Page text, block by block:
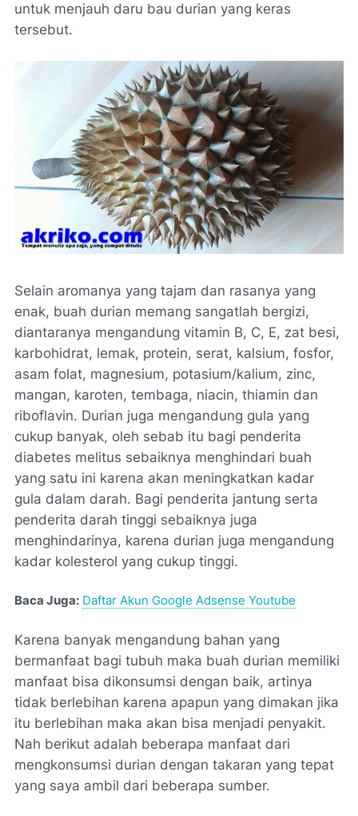
untuk menjauh daru bau durian yang keras
tersebut.
Selain aromanya yang tajam dan rasanya yang
enak, buah durian memang sangatlah bergizi,
diantaranya mengandung vitamin B, C, E, zat besi,
karbohidrat, lemak, protein, serat, kalsium, fosfor,
asam folat, magnesium, potasium/kalium, zinc,
mangan, karoten, tembaga, niacin, thiamin dan
riboflavin. Durian juga mengandung gula yang
cukup banyak, oleh sebab itu bagi penderita
diabetes melitus sebaiknya menghindari buah
yang satu ini karena akan meningkatkan kadar
gula dalam darah. Bagi penderita jantung serta
penderita darah tinggi sebaiknya juga
menghindarinya, karena durian juga mengandung
kadar kolesterol yang cukup tinggi.
Baca Juga: Daftar Akun Google Adsense Youtube
Karena banyak mengandung bahan yang
bermanfaat bagi tubuh maka buah durian memiliki
manfaat bisa dikonsumsi dengan baik, artinya
tidak berlebihan karena apapun yang dimakan jika
itu berlebihan maka akan bisa menjadi penyakit.
Nah berikut adalah beberapa manfaat dari
mengkonsumsi durian dengan takaran yang tepat
yang saya ambil dari beberapa sumber.